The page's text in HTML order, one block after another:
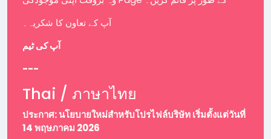
آپ کے تعاون کا شکریہ۔
آپ کی ٹیم
---
Thai / ภาษาไทย
ประกาศ: นโยบายใหม่สำหรับโปรไฟล์บริษัท เริ่มตั้งแต่วันที่
14 พฤษภาคม 2026